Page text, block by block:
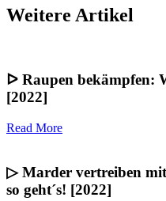
Weitere Artikel
ᐅ Raupen bekämpfen:
[2022]
Read More
▷ Marder vertreiben
so geht´s! [2022]